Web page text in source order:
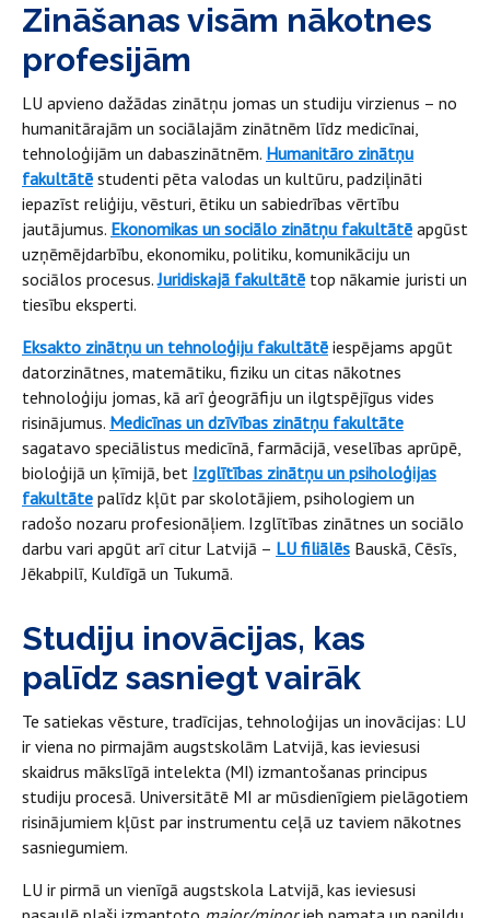
Zināšanas visām nākotnes
profesijām
LU apvieno dažādas zinātņu jomas un studiju virzienus – no
humanitārajām un sociālajām zinātnēm līdz medicīnai,
tehnoloģijām un dabaszinātnēm. Humanitāro zinātņu
fakultātē studenti pēta valodas un kultūru, padziļināti
iepazīst reliģiju, vēsturi, ētiku un sabiedrības vērtību
jautājumus. Ekonomikas un sociālo zinātņu fakultātē apgūst
uzņēmējdarbību, ekonomiku, politiku, komunikāciju un
sociālos procesus.Juridiskajā fakultātē top nākamie juristi un
tiesību eksperti.
Eksakto zinātņu un tehnoloģiju fakultātē iespējams apgūt
datorzinātnes, matemātiku, fiziku un citas nākotnes
tehnoloģiju jomas, kā arī ģeogrāfiju un ilgtspējīgus vides
risinājumus. Medicīnas un dzīvības zinātņu fakultāte
sagatavo speciālistus medicīnā, farmācijā, veselības aprūpē,
bioloģijā un ķīmijā, bet Izglītības zinātņu un psiholoģijas
fakultāte palīdz kļūt par skolotājiem, psihologiem un
radošo nozaru profesionāļiem. Izglītības zinātnes un sociālo
darbu vari apgūt arī citur Latvijā – LU filiālēs Bauskā, Cēsīs,
Jēkabpilī, Kuldīgā un Tukumā.
Studiju inovācijas, kas
palīdz sasniegt vairāk
Te satiekas vēsture, tradīcijas, tehnoloģijas un inovācijas: LU
ir viena no pirmajām augstskolām Latvijā, kas ieviesusi
skaidrus mākslīgā intelekta (MI) izmantošanas principus
studiju procesā. Universitātē MI ar mūsdienīgiem pielāgotiem
risinājumiem kļūst par instrumentu ceļā uz taviem nākotnes
sasniegumiem.
LU ir pirmā un vienīgā augstskola Latvijā, kas ieviesusi